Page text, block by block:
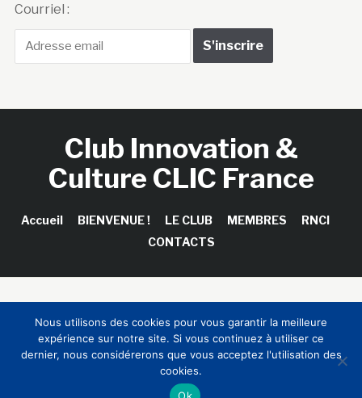
Courriel :
Club Innovation &
Culture CLIC France
Accueil BIENVENUE ! LE CLUB MEMBRES
RNCI
CONTACTS
Sinapses Conseils
Nous utilisons des cookies pour vous garantir la meilleure
expérience sur notre site. Si vous continuez à utiliser ce
dernier, nous considérerons que vous acceptez l'utilisation des
cookies.
Ok